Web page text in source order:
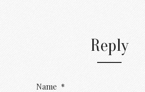
Reply
Name *